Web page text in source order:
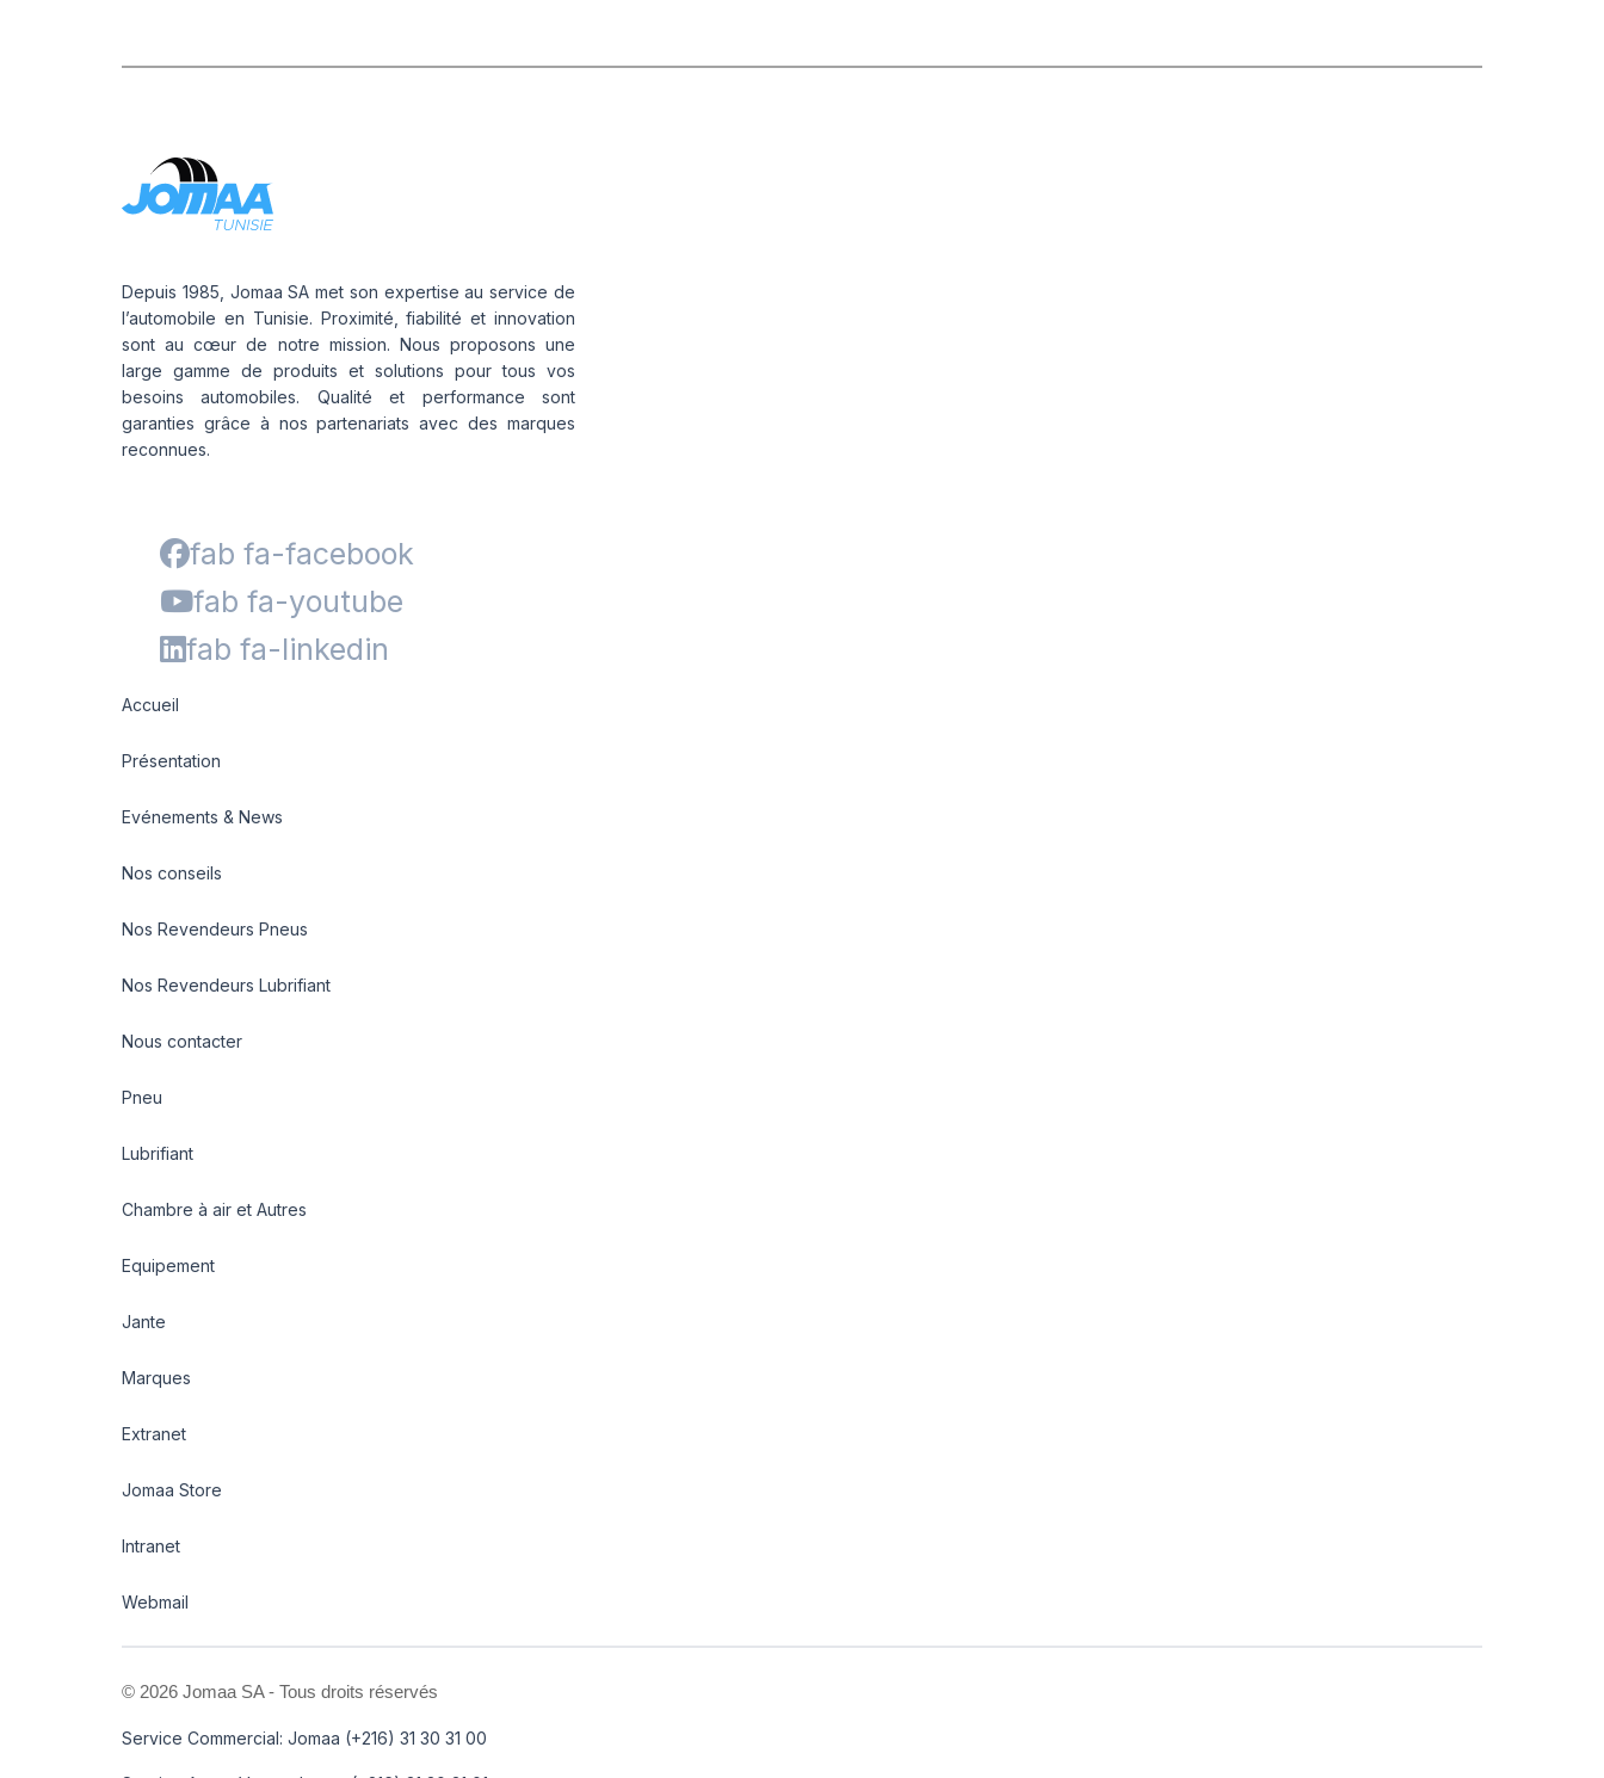
Depuis 1985, Jomaa SA met son expertise au service de
l’automobile en Tunisie. Proximité, fiabilité et innovation
sont au cœur de notre mission. Nous proposons une
large gamme de produits et solutions pour tous vos
besoins automobiles. Qualité et performance sont
garanties grâce à nos partenariats avec des marques
reconnues.
fab fa-facebook
fab fa-youtube
fab fa-linkedin
Accueil
Présentation
Evénements & News
Nos conseils
Nos Revendeurs Pneus
Nos Revendeurs Lubrifiant
Nous contacter
Pneu
Lubrifiant
Chambre à air et Autres
Equipement
Jante
Marques
Extranet
Jomaa Store
Intranet
Webmail
© 2026 Jomaa SA - Tous droits réservés
Service Commercial: Jomaa (+216) 31 30 31 00